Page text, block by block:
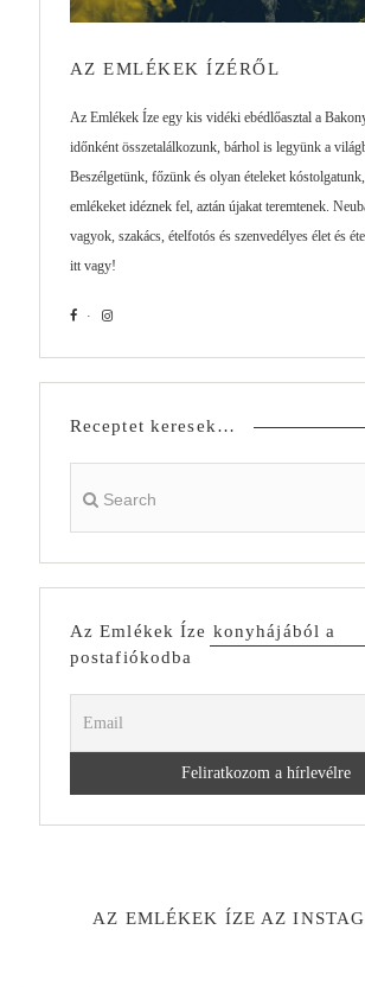
AZ EMLÉKEK ÍZÉRŐL
Az Emlékek Íze egy kis vidéki ebédlőasztal a
időnként összetalálkozunk, bárhol is legyünk a
Beszélgetünk, főzünk és olyan ételeket
emlékeket idéznek fel, aztán újakat teremtenek.
vagyok, szakács, ételfotós és szenvedélyes élet és
itt vagy!
Receptet keresek…
Az Emlékek Íze konyhájából a
postafiókodba
AZ EMLÉKEK ÍZE AZ